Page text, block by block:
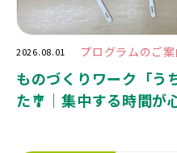
2026.08.01 プログラムのご案
ものづくりワーク「う
た🎐｜集中する時間が